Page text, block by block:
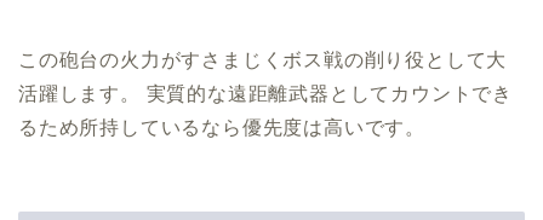
この砲台の火力がすさまじくボス戦の削り役として大
活躍します。 実質的な遠距離武器としてカウントでき
るため所持しているなら優先度は高いです。